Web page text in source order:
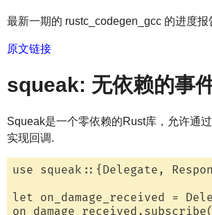
最新一期的 rustc_codegen_gcc 的进度报
原文链接
squeak: 无依赖的事
Squeak是一个零依赖的Rust库，允许通
实现回调.
use squeak::{Delegate,
let on_damage_received =
on_damage_received.subscribe(